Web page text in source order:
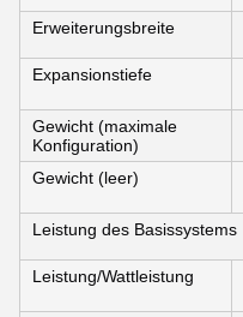
Erweiterungsbreite
Expansionstiefe
Gewicht (maximale
Konfiguration)
Gewicht (leer)
Leistung des Basissystems
Leistung/Wattleistung